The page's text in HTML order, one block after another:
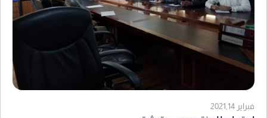
فبراير 2021,14